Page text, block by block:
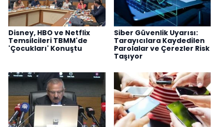
Disney, HBO ve Netflix
Temsilcileri TBMM'de
'Çocukları' Konuştu
Siber Güvenlik Uyarısı:
Tarayıcılara Kaydedilen
Parolalar ve Çerezler Risk
Taşıyor